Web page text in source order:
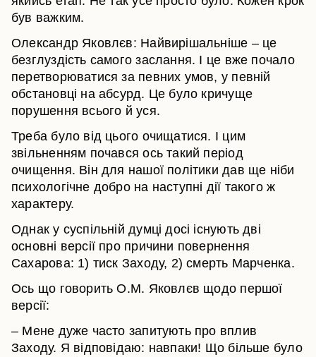
був важким.
Олександр Яковлєв: Найвирішальніше – це
безглуздість самого заслання. І це вже почало
перетворюватися за певних умов, у певній
обстановці на абсурд. Це було кричуще
порушення всього й уся.
Треба було від цього очищатися. І цим
звільненням почався ось такий період
очищення. Він для нашої політики дав ще ніби
психологічне добро на наступні дії такого ж
характеру.
Однак у суспільній думці досі існують дві
основні версії про причини повернення
Сахарова: 1) тиск Заходу, 2) смерть Марченка.
Ось що говорить О.М. Яковлєв щодо першої
версії:
– Мене дуже часто запитують про вплив
Заходу. Я відповідаю: навпаки! Що більше було